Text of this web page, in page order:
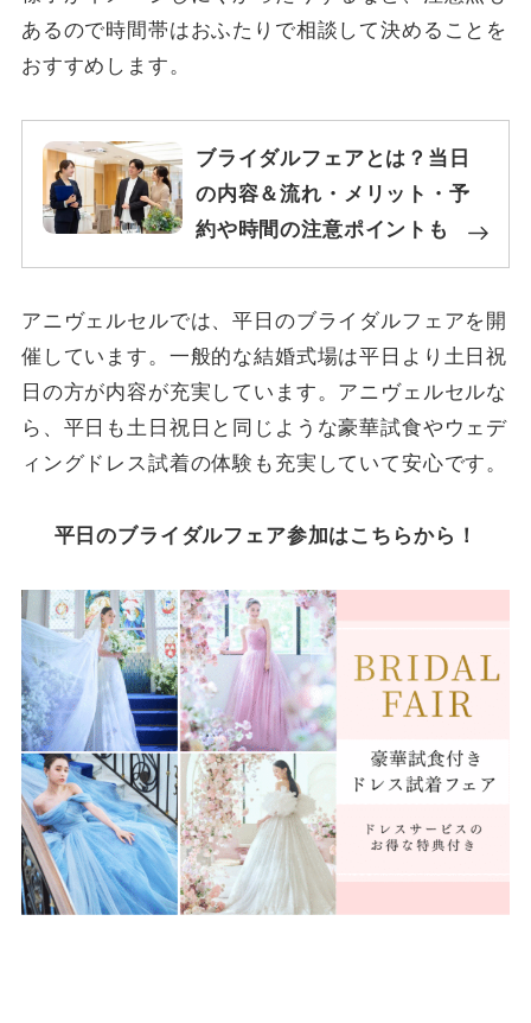
あるので時間帯はおふたりで相談して決めることを
おすすめします。
ブライダルフェアとは？当日
の内容＆流れ・メリット・予
約や時間の注意ポイントも
アニヴェルセルでは、平日のブライダルフェアを開
催しています。一般的な結婚式場は平日より土日祝
日の方が内容が充実しています。アニヴェルセルな
ら、平日も土日祝日と同じような豪華試食やウェデ
ィングドレス試着の体験も充実していて安心です。
平日のブライダルフェア参加はこちらから！